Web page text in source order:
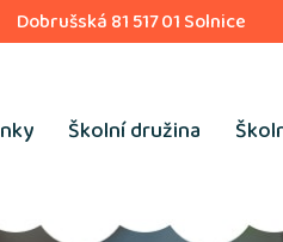
Dobrušská 81 517 01 Solnice
Školní družina